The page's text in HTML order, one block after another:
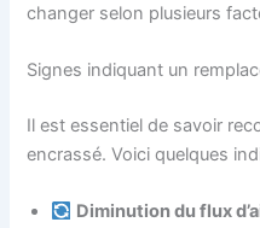
changer selon plusieurs
Signes indiquant un
Il est essentiel de savoir
encrassé. Voici quelques
Diminution du flux